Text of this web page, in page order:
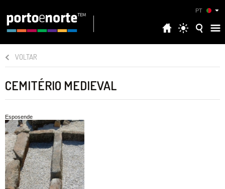
PT
VOLTAR
CEMITÉRIO MEDIEVAL
Esposende